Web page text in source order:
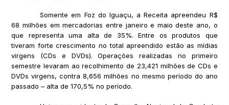
Somente em Foz do Iguaçu, a Receita apreendeu R$
68 milhões em mercadorias entre janeiro e maio deste ano, o
que representa uma alta de 35%. Entre os produtos que
tiveram forte crescimento no total apreendido estão as mídias
virgens (CDs e DVDs). Operações realizadas no primeiro
semestre levaram ao recolhimento de 23,421 milhões de CDs e
DVDs virgens, contra 8,656 milhões no mesmo período do ano
passado – alta de 170,5% no período.